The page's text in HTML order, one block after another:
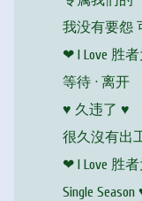
我没有要怨
❤ I Love 胜
等待 · 离开
♥ 久违了 ♥
很久沒有出
❤ I Love 胜
Single Season